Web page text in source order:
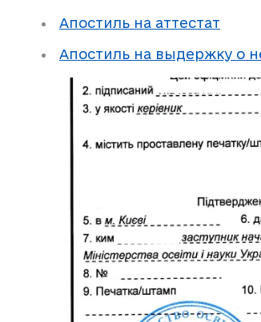
Апостиль на аттестат
Апостиль на выдержку о